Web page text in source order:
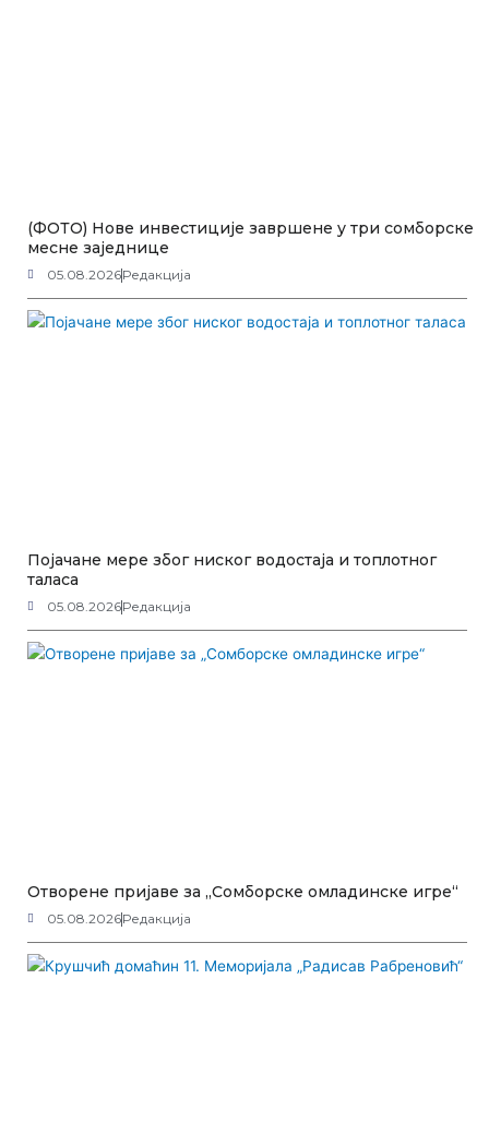
(ФОТО) Нове инвестиције завршене у три сомборске
месне заједнице
05.08.2026Редакција
Појачане мере због ниског водостаја и топлотног
таласа
05.08.2026Редакција
Отворене пријаве за „Сомборске омладинске игре“
05.08.2026Редакција